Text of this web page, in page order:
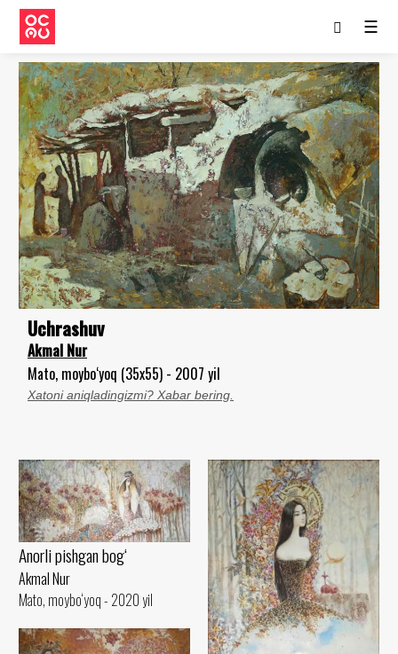
☰
Uchrashuv
Akmal Nur
Mato, moybo‘yoq (35x55) - 2007 yil
Xatoni aniqladingizmi? Xabar bering.
Anorli pishgan bog‘
Akmal Nur
Mato, moybo‘yoq - 2020 yil